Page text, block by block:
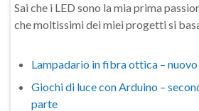
Sai che i LED sono la mia prima
che moltissimi dei miei progetti si
Lampadario in fibra ottica –
Giochi di luce con Arduino –
parte